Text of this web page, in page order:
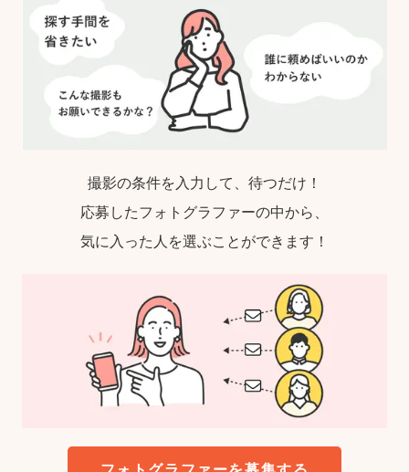
撮影の条件を入力して、待つだけ！
応募したフォトグラファーの中から、
気に入った人を選ぶことができます！